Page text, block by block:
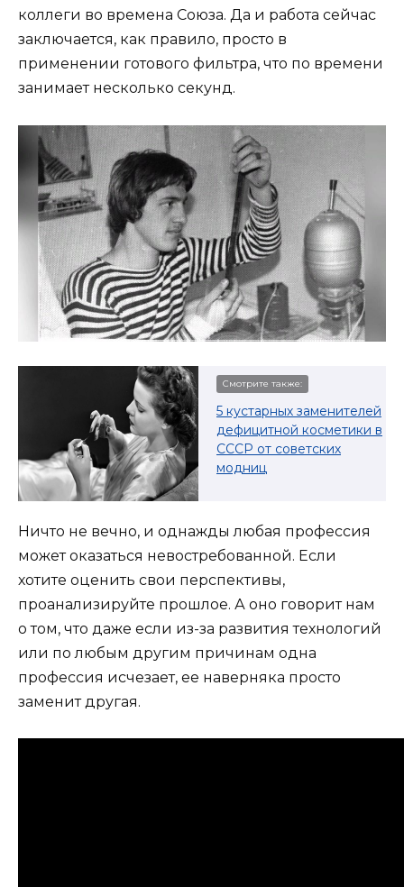
коллеги во времена Союза. Да и работа сейчас
заключается, как правило, просто в
применении готового фильтра, что по времени
занимает несколько секунд.
Смотрите также:
5 кустарных заменителей
дефицитной косметики в
СССР от советских
модниц
Ничто не вечно, и однажды любая профессия
может оказаться невостребованной. Если
хотите оценить свои перспективы,
проанализируйте прошлое. А оно говорит нам
о том, что даже если из-за развития технологий
или по любым другим причинам одна
профессия исчезает, ее наверняка просто
заменит другая.